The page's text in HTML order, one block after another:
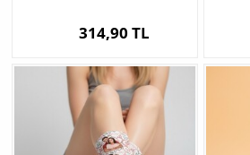
314,90 TL